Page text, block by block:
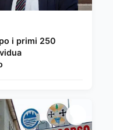
i primi 250